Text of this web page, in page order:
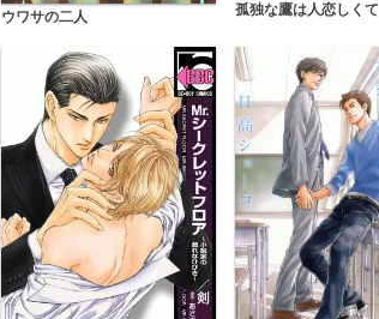
ウワサの二人 孤独な鷹は人恋しくて